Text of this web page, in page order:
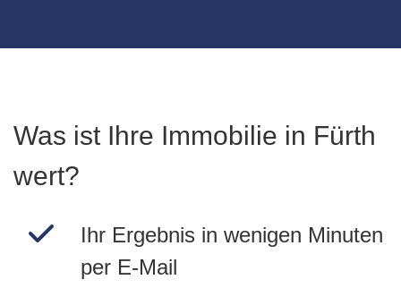
Was ist Ihre Immobilie in Fürth
wert?
Ihr Ergebnis in wenigen Minuten
per E-Mail